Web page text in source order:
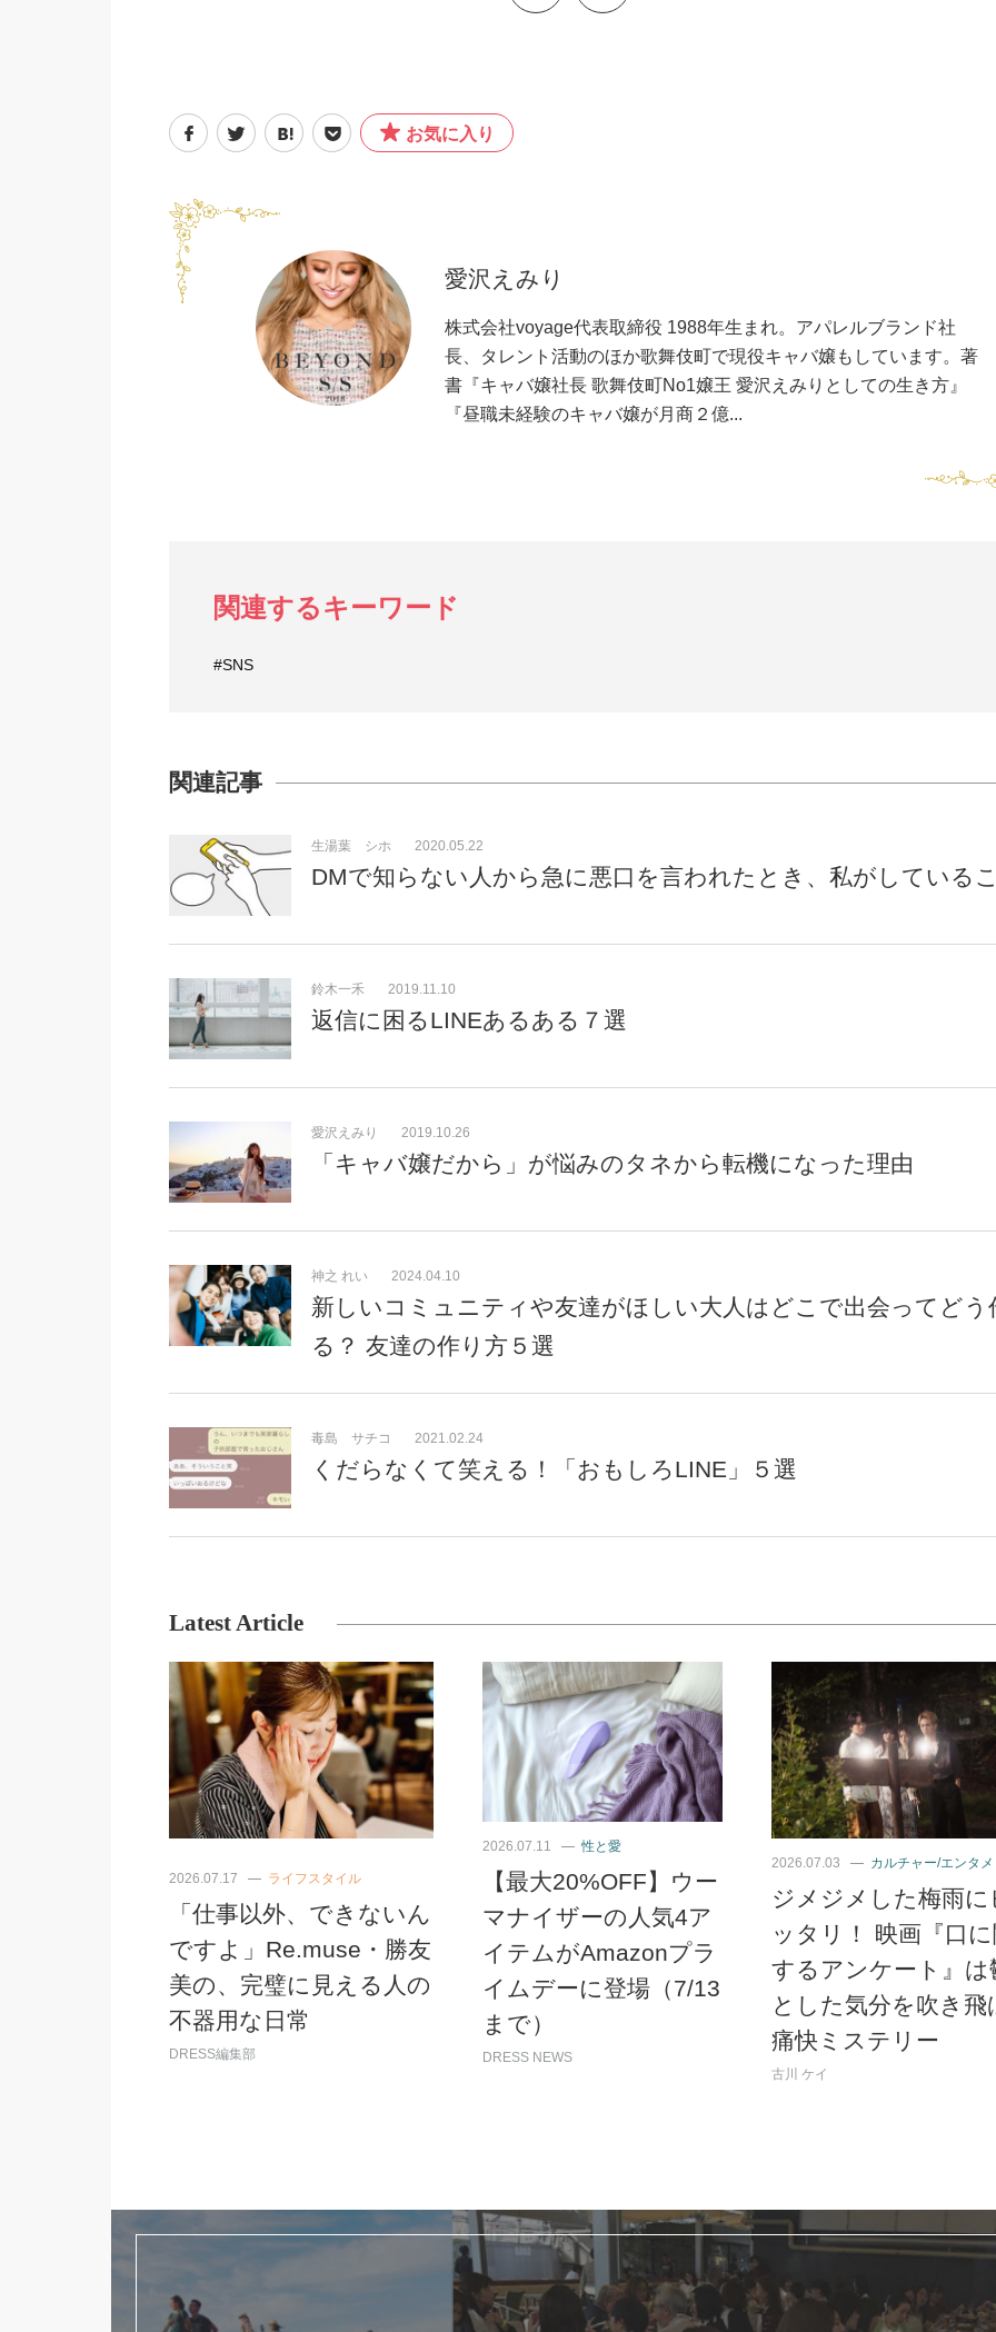
お気に入り
愛沢えみり
株式会社voyage代表取締役 1988年生まれ。アパレルブランド社
長、タレント活動のほか歌舞伎町で現役キャバ嬢もしています。著
書『キャバ嬢社長 歌舞伎町No1嬢王 愛沢えみりとしての生き方』
『昼職未経験のキャバ嬢が月商２億...
関連するキーワード
#SNS
関連記事
DMで知らない人から急に悪口を言われたとき、私がしている
生湯葉 シホ 2020.05.22
返信に困るLINEあるある７選
鈴木一禾 2019.11.10
「キャバ嬢だから」が悩みのタネから転機になった理由
愛沢えみり 2019.10.26
新しいコミュニティや友達がほしい大人はどこで出会ってどう
る？ 友達の作り方５選
神之 れい 2024.04.10
くだらなくて笑える！「おもしろLINE」５選
毒島 サチコ 2021.02.24
Latest Article
2026.07.17 ライフスタイル
「仕事以外、できないん
ですよ」Re.muse・勝友
美の、完璧に見える人の
不器用な日常
DRESS編集部
2026.07.11 性と愛
【最大20%OFF】ウー
マナイザーの人気4ア
イテムがAmazonプラ
イムデーに登場（7/13
まで）
DRESS NEWS
2026.07.03 カルチャー/エンタメ
ジメジメした梅雨に
ッタリ！ 映画『口
するアンケート』は
とした気分を吹き飛
痛快ミステリー
古川 ケイ